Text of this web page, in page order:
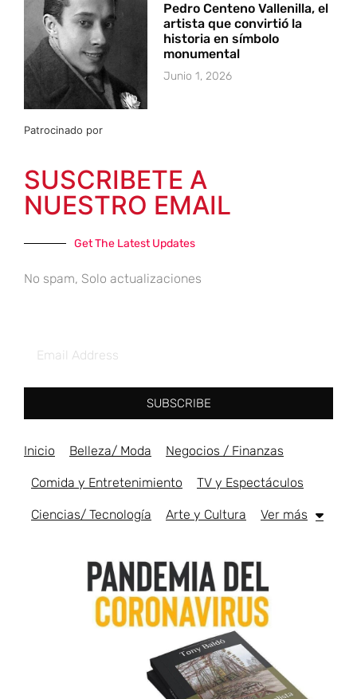
Pedro Centeno Vallenilla, el
artista que convirtió la
historia en símbolo
monumental
Junio 1, 2026
Patrocinado por
SUSCRIBETE A
NUESTRO EMAIL
Get The Latest Updates
No spam, Solo actualizaciones
SUBSCRIBE
Inicio Belleza/ Moda Negocios / Finanzas
Comida y Entretenimiento TV y Espectáculos
Ciencias/ Tecnología Arte y Cultura Ver más